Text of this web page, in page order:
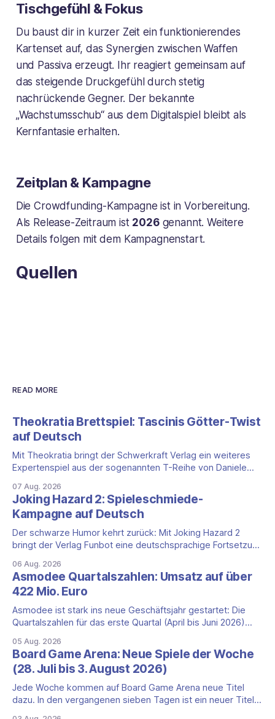
Tischgefühl & Fokus
Du baust dir in kurzer Zeit ein funktionierendes
Kartenset auf, das Synergien zwischen Waffen
und Passiva erzeugt. Ihr reagiert gemeinsam auf
das steigende Druckgefühl durch stetig
nachrückende Gegner. Der bekannte
„Wachstumsschub“ aus dem Digitalspiel bleibt als
Kernfantasie erhalten.
Zeitplan & Kampagne
Die Crowdfunding-Kampagne ist in Vorbereitung.
Als Release-Zeitraum ist 2026genannt. Weitere
Details folgen mit dem Kampagnenstart.
Quellen
READ MORE
Theokratia Brettspiel: Tascinis Götter-Twist
auf Deutsch
Mit Theokratia bringt der Schwerkraft Verlag ein weiteres
Expertenspiel aus der sogenannten T-Reihe von Daniele
Tekhenu und Tzolk'in gehören. Der Aufhänger ist ein
ungewöhnlicher Perspektivwechsel: Sie steuern nicht die
eigene Zivilisation, sondern eine hochentwickelte
außerirdische Gottheit, die vier
07 Aug. 2026
Joking Hazard 2: Spieleschmiede-
Kampagne auf Deutsch
Der schwarze Humor kehrt zurück: Mit Joking Hazard 2
bringt der Verlag Funbot eine deutschsprachige Fortsetzung
Happiness (Explosm) auf die Spieleschmiede. Wir ordnen
ein, was die Kampagne unter dem Motto „Die fiesen
Comics sind zurück!" bietet und wo sie schweigt.
06 Aug. 2026
Asmodee Quartalszahlen: Umsatz auf über
422 Mio. Euro
Asmodee ist stark ins neue Geschäftsjahr gestartet: Die
Quartalszahlen für das erste Quartal (April bis Juni 2026)
Prozent auf 422,1 Millionen Euro. Getragen wird das
Wachstum weiter von den Sammelkartenspielen, doch
erstmals seit Monaten zeigt auch das klassische
Brettspielgeschäft wieder
05 Aug. 2026
Board Game Arena: Neue Spiele der Woche
(28. Juli bis 3. August 2026)
Jede Woche kommen auf Board Game Arena neue Titel
dazu. In den vergangenen sieben Tagen ist ein neuer Titel